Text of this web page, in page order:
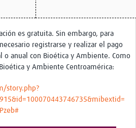
es gratuita. Sin embargo, para
registrarse y realizar el pago
o anual con Bioética y Ambiente. Como
y Ambiente Centroamérica:
story.php?